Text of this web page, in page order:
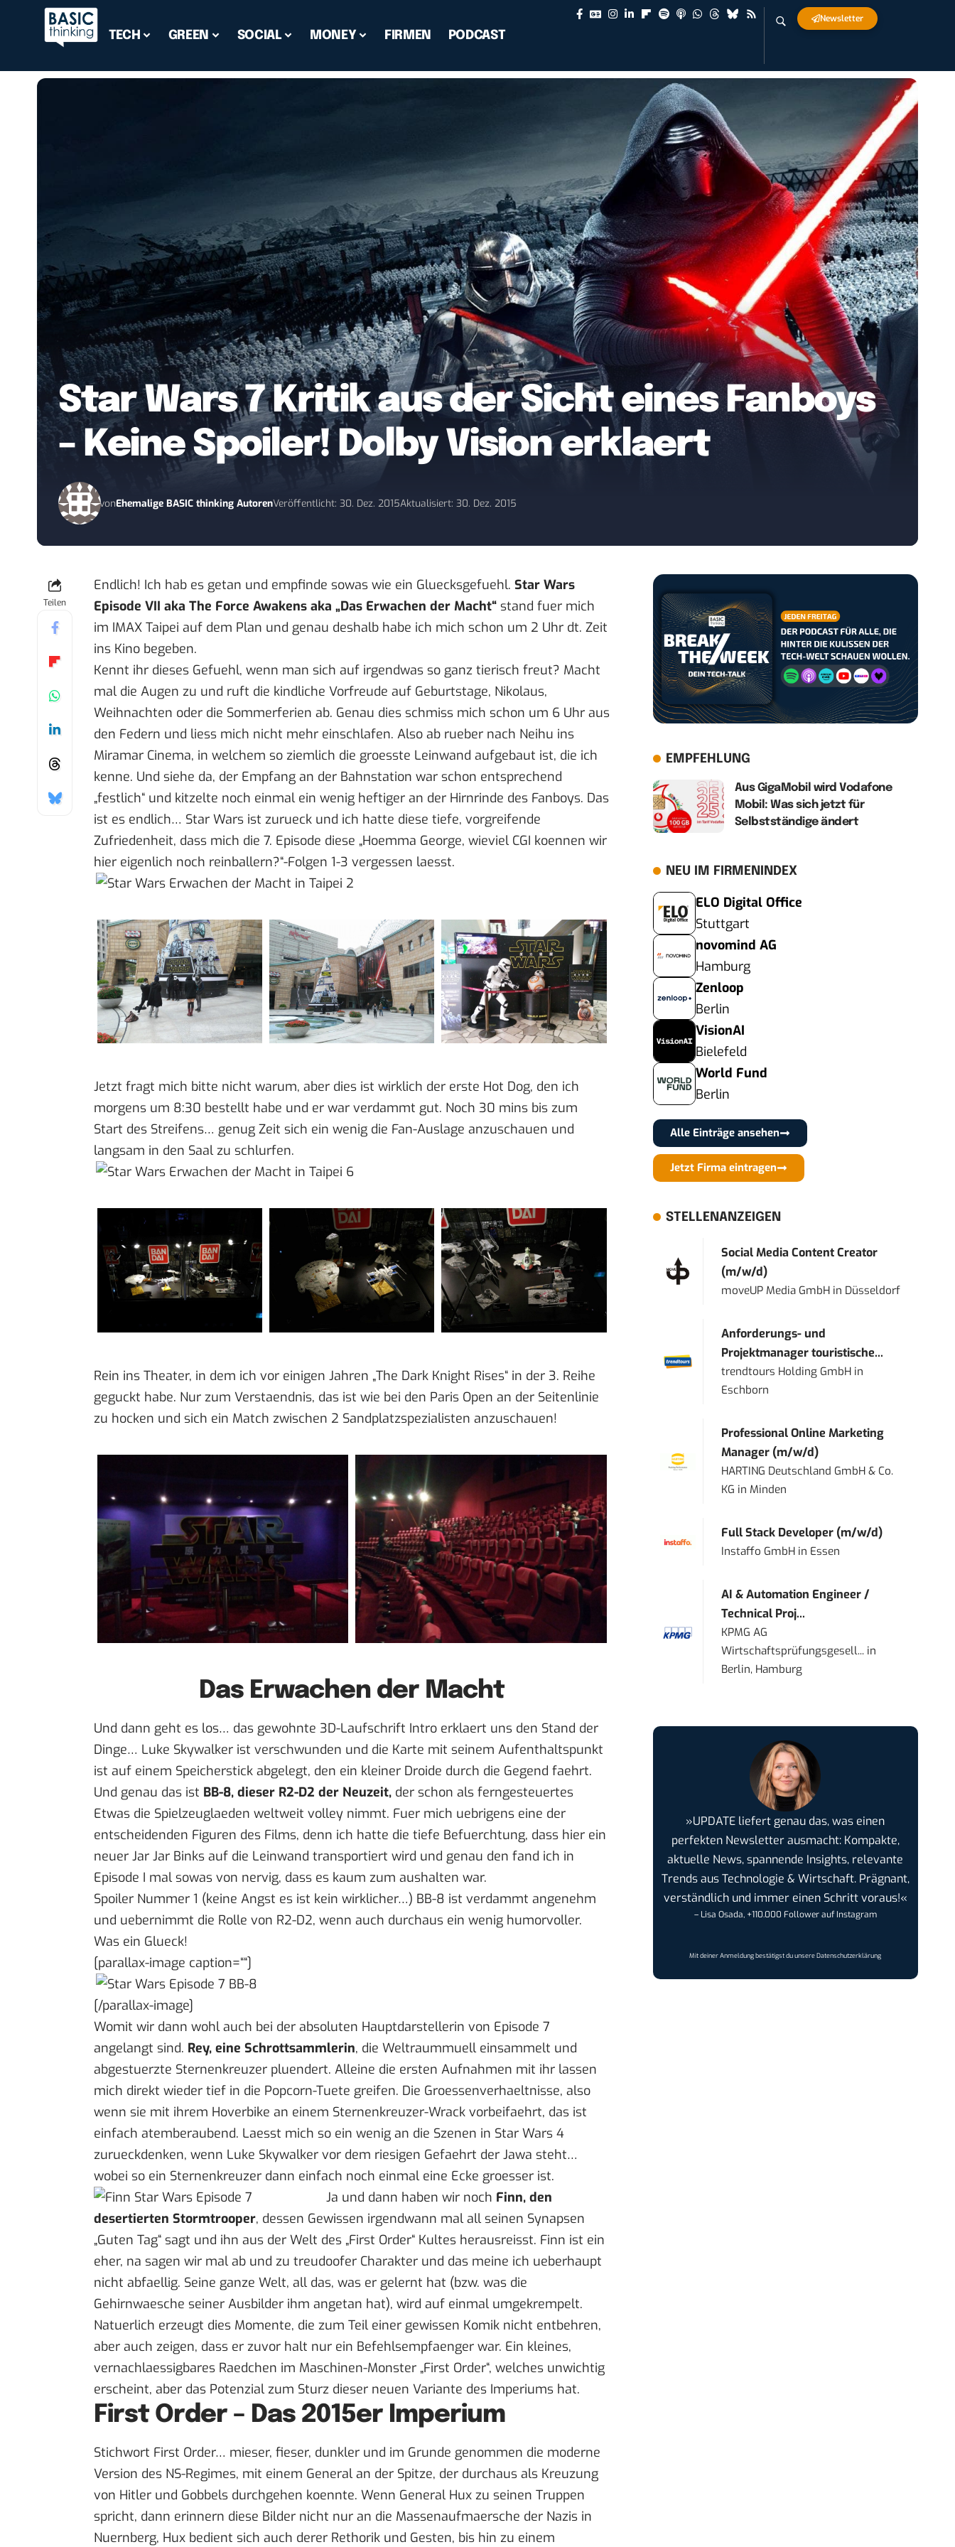
TECH GREEN SOCIAL MONEY FIRMEN PODCAST
Newsletter
Star Wars 7 Kritik aus der Sicht eines Fanboys
– Keine Spoiler! Dolby Vision erklaert
vonEhemalige BASIC thinking AutorenVeröffentlicht: 30. Dez. 2015Aktualisiert: 30. Dez. 2015
Teilen
Endlich! Ich hab es getan und empfinde sowas wie ein Gluecksgefuehl. Star Wars
Episode VII aka The Force Awakens aka „Das Erwachen der Macht“ stand fuer mich
im IMAX Taipei auf dem Plan und genau deshalb habe ich mich schon um 2 Uhr dt. Zeit
ins Kino begeben.
Kennt ihr dieses Gefuehl, wenn man sich auf irgendwas so ganz tierisch freut? Macht
mal die Augen zu und ruft die kindliche Vorfreude auf Geburtstage, Nikolaus,
Weihnachten oder die Sommerferien ab. Genau dies schmiss mich schon um 6 Uhr aus
den Federn und liess mich nicht mehr einschlafen. Also ab rueber nach Neihu ins
Miramar Cinema, in welchem so ziemlich die groesste Leinwand aufgebaut ist, die ich
kenne. Und siehe da, der Empfang an der Bahnstation war schon entsprechend
„festlich“ und kitzelte noch einmal ein wenig heftiger an der Hirnrinde des Fanboys. Das
ist es endlich… Star Wars ist zurueck und ich hatte diese tiefe, vorgreifende
Zufriedenheit, dass mich die 7. Episode diese „Hoemma George, wieviel CGI koennen wir
hier eigenlich noch reinballern?“-Folgen 1-3 vergessen laesst.
Jetzt fragt mich bitte nicht warum, aber dies ist wirklich der erste Hot Dog, den ich
morgens um 8:30 bestellt habe und er war verdammt gut. Noch 30 mins bis zum
Start des Streifens… genug Zeit sich ein wenig die Fan-Auslage anzuschauen und
langsam in den Saal zu schlurfen.
Rein ins Theater, in dem ich vor einigen Jahren „The Dark Knight Rises“ in der 3. Reihe
geguckt habe. Nur zum Verstaendnis, das ist wie bei den Paris Open an der Seitenlinie
zu hocken und sich ein Match zwischen 2 Sandplatzspezialisten anzuschauen!
Das Erwachen der Macht
Und dann geht es los… das gewohnte 3D-Laufschrift Intro erklaert uns den Stand der
Dinge… Luke Skywalker ist verschwunden und die Karte mit seinem Aufenthaltspunkt
ist auf einem Speicherstick abgelegt, den ein kleiner Droide durch die Gegend faehrt.
Und genau das ist BB-8, dieser R2-D2 der Neuzeit, der schon als ferngesteuertes
Etwas die Spielzeuglaeden weltweit volley nimmt. Fuer mich uebrigens eine der
entscheidenden Figuren des Films, denn ich hatte die tiefe Befuerchtung, dass hier ein
neuer Jar Jar Binks auf die Leinwand transportiert wird und genau den fand ich in
Episode I mal sowas von nervig, dass es kaum zum aushalten war.
Spoiler Nummer 1 (keine Angst es ist kein wirklicher…) BB-8 ist verdammt angenehm
und uebernimmt die Rolle von R2-D2, wenn auch durchaus ein wenig humorvoller.
Was ein Glueck!
[parallax-image caption=““]
[/parallax-image]
Womit wir dann wohl auch bei der absoluten Hauptdarstellerin von Episode 7
angelangt sind. Rey, eine Schrottsammlerin, die Weltraummuell einsammelt und
abgestuerzte Sternenkreuzer pluendert. Alleine die ersten Aufnahmen mit ihr lassen
mich direkt wieder tief in die Popcorn-Tuete greifen. Die Groessenverhaeltnisse, also
wenn sie mit ihrem Hoverbike an einem Sternenkreuzer-Wrack vorbeifaehrt, das ist
einfach atemberaubend. Laesst mich so ein wenig an die Szenen in Star Wars 4
zurueckdenken, wenn Luke Skywalker vor dem riesigen Gefaehrt der Jawa steht…
wobei so ein Sternenkreuzer dann einfach noch einmal eine Ecke groesser ist.
Ja und dann haben wir noch Finn, den
desertierten Stormtrooper, dessen Gewissen irgendwann mal all seinen Synapsen
„Guten Tag“ sagt und ihn aus der Welt des „First Order“ Kultes herausreisst. Finn ist ein
eher, na sagen wir mal ab und zu treudoofer Charakter und das meine ich ueberhaupt
nicht abfaellig. Seine ganze Welt, all das, was er gelernt hat (bzw. was die
Gehirnwaesche seiner Ausbilder ihm angetan hat), wird auf einmal umgekrempelt.
Natuerlich erzeugt dies Momente, die zum Teil einer gewissen Komik nicht entbehren,
aber auch zeigen, dass er zuvor halt nur ein Befehlsempfaenger war. Ein kleines,
vernachlaessigbares Raedchen im Maschinen-Monster „First Order“, welches unwichtig
erscheint, aber das Potenzial zum Sturz dieser neuen Variante des Imperiums hat.
First Order – Das 2015er Imperium
Stichwort First Order… mieser, fieser, dunkler und im Grunde genommen die moderne
Version des NS-Regimes, mit einem General an der Spitze, der durchaus als Kreuzung
von Hitler und Gobbels durchgehen koennte. Wenn General Hux zu seinen Truppen
spricht, dann erinnern diese Bilder nicht nur an die Massenaufmaersche der Nazis in
Nuernberg, Hux bedient sich auch derer Rethorik und Gesten, bis hin zu einem
EMPFEHLUNG
Aus GigaMobil wird Vodafone
Mobil: Was sich jetzt für
Selbstständige ändert
NEU IM FIRMENINDEX
ELO Digital Office
Stuttgart
novomind AG
Hamburg
Zenloop
Berlin
VisionAI
Bielefeld
World Fund
Berlin
Alle Einträge ansehen
Jetzt Firma eintragen
STELLENANZEIGEN
Social Media Content Creator
(m/w/d)
moveUP Media GmbH in Düsseldorf
Anforderungs- und
Projektmanager touristische...
trendtours Holding GmbH in
Eschborn
Professional Online Marketing
Manager (m/w/d)
HARTING Deutschland GmbH & Co.
KG in Minden
Full Stack Developer (m/w/d)
Instaffo GmbH in Essen
AI & Automation Engineer /
Technical Proj...
KPMG AG
Wirtschaftsprüfungsgesell... in
Berlin, Hamburg
»UPDATE liefert genau das, was einen
perfekten Newsletter ausmacht: Kompakte,
aktuelle News, spannende Insights, relevante
Trends aus Technologie & Wirtschaft. Prägnant,
verständlich und immer einen Schritt voraus!«
– Lisa Osada, +110.000 Follower auf Instagram
Mit deiner Anmeldung bestätigst du unsereDatenschutzerklärung